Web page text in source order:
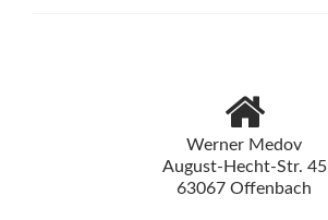
Werner Medov
August-Hecht-Str. 45
63067 Offenbach